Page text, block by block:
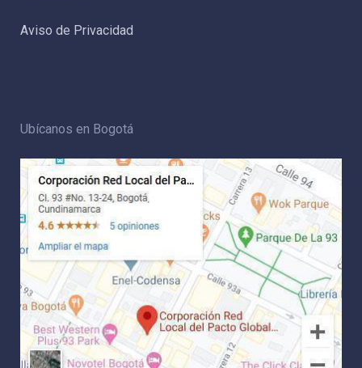
Aviso de Privacidad
Ubícanos en Bogotá